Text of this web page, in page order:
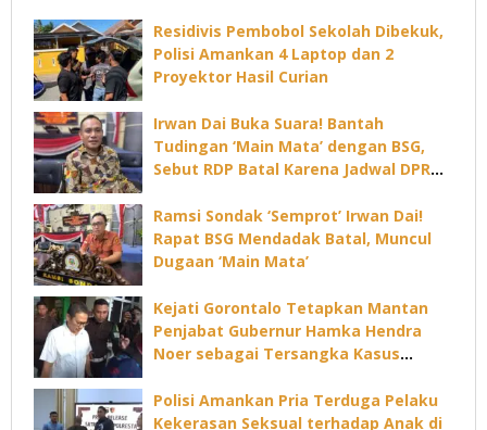
Residivis Pembobol Sekolah Dibekuk,
Polisi Amankan 4 Laptop dan 2
Proyektor Hasil Curian
Irwan Dai Buka Suara! Bantah
Tudingan ‘Main Mata’ dengan BSG,
Sebut RDP Batal Karena Jadwal DPRD
Ramsi Sondak ‘Semprot’ Irwan Dai!
Rapat BSG Mendadak Batal, Muncul
Dugaan ‘Main Mata’
Kejati Gorontalo Tetapkan Mantan
Penjabat Gubernur Hamka Hendra
Noer sebagai Tersangka Kasus
Polisi Amankan Pria Terduga Pelaku
Kekerasan Seksual terhadap Anak di